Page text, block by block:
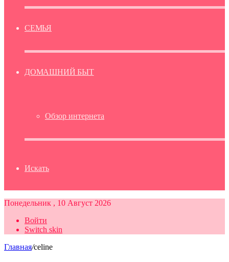
СЕМЬЯ
ДОМАШНИЙ БЫТ
Обзор интернета
Искать
Понедельник , 10 Август 2026
Войти
Switch skin
Главная/celine